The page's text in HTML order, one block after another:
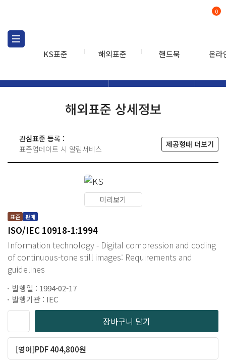
KS표준 해외표준 핸드북 온라
0
해외표준 상세정보
관심표준 등록 :
표준업데이트 시 알림서비스
제공형태 더보기
미리보기
표준 판매
ISO/IEC 10918-1:1994
Information technology - Digital compression and coding
of continuous-tone still images: Requirements and
guidelines
발행일 : 1994-02-17
발행기관 : IEC
장바구니 담기
[영어]PDF 404,800원